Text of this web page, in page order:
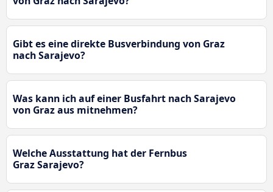
Gibt es eine direkte Busverbindung von Graz
nach Sarajevo?
Was kann ich auf einer Busfahrt nach Sarajevo
von Graz aus mitnehmen?
Welche Ausstattung hat der Fernbus
Graz Sarajevo?